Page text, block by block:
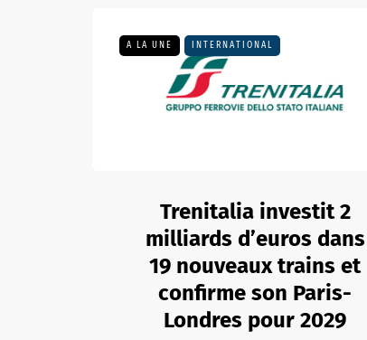
A LA UNE INTERNATIONAL
Trenitalia investit 2
milliards d’euros dans
19 nouveaux trains et
confirme son Paris-
Londres pour 2029